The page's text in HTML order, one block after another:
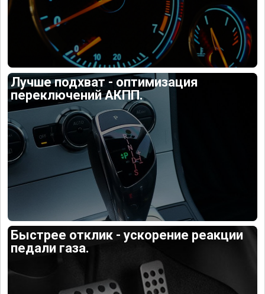
Лучше подхват - оптимизация
переключений АКПП.
Быстрее отклик - ускорение реакции
педали газа.